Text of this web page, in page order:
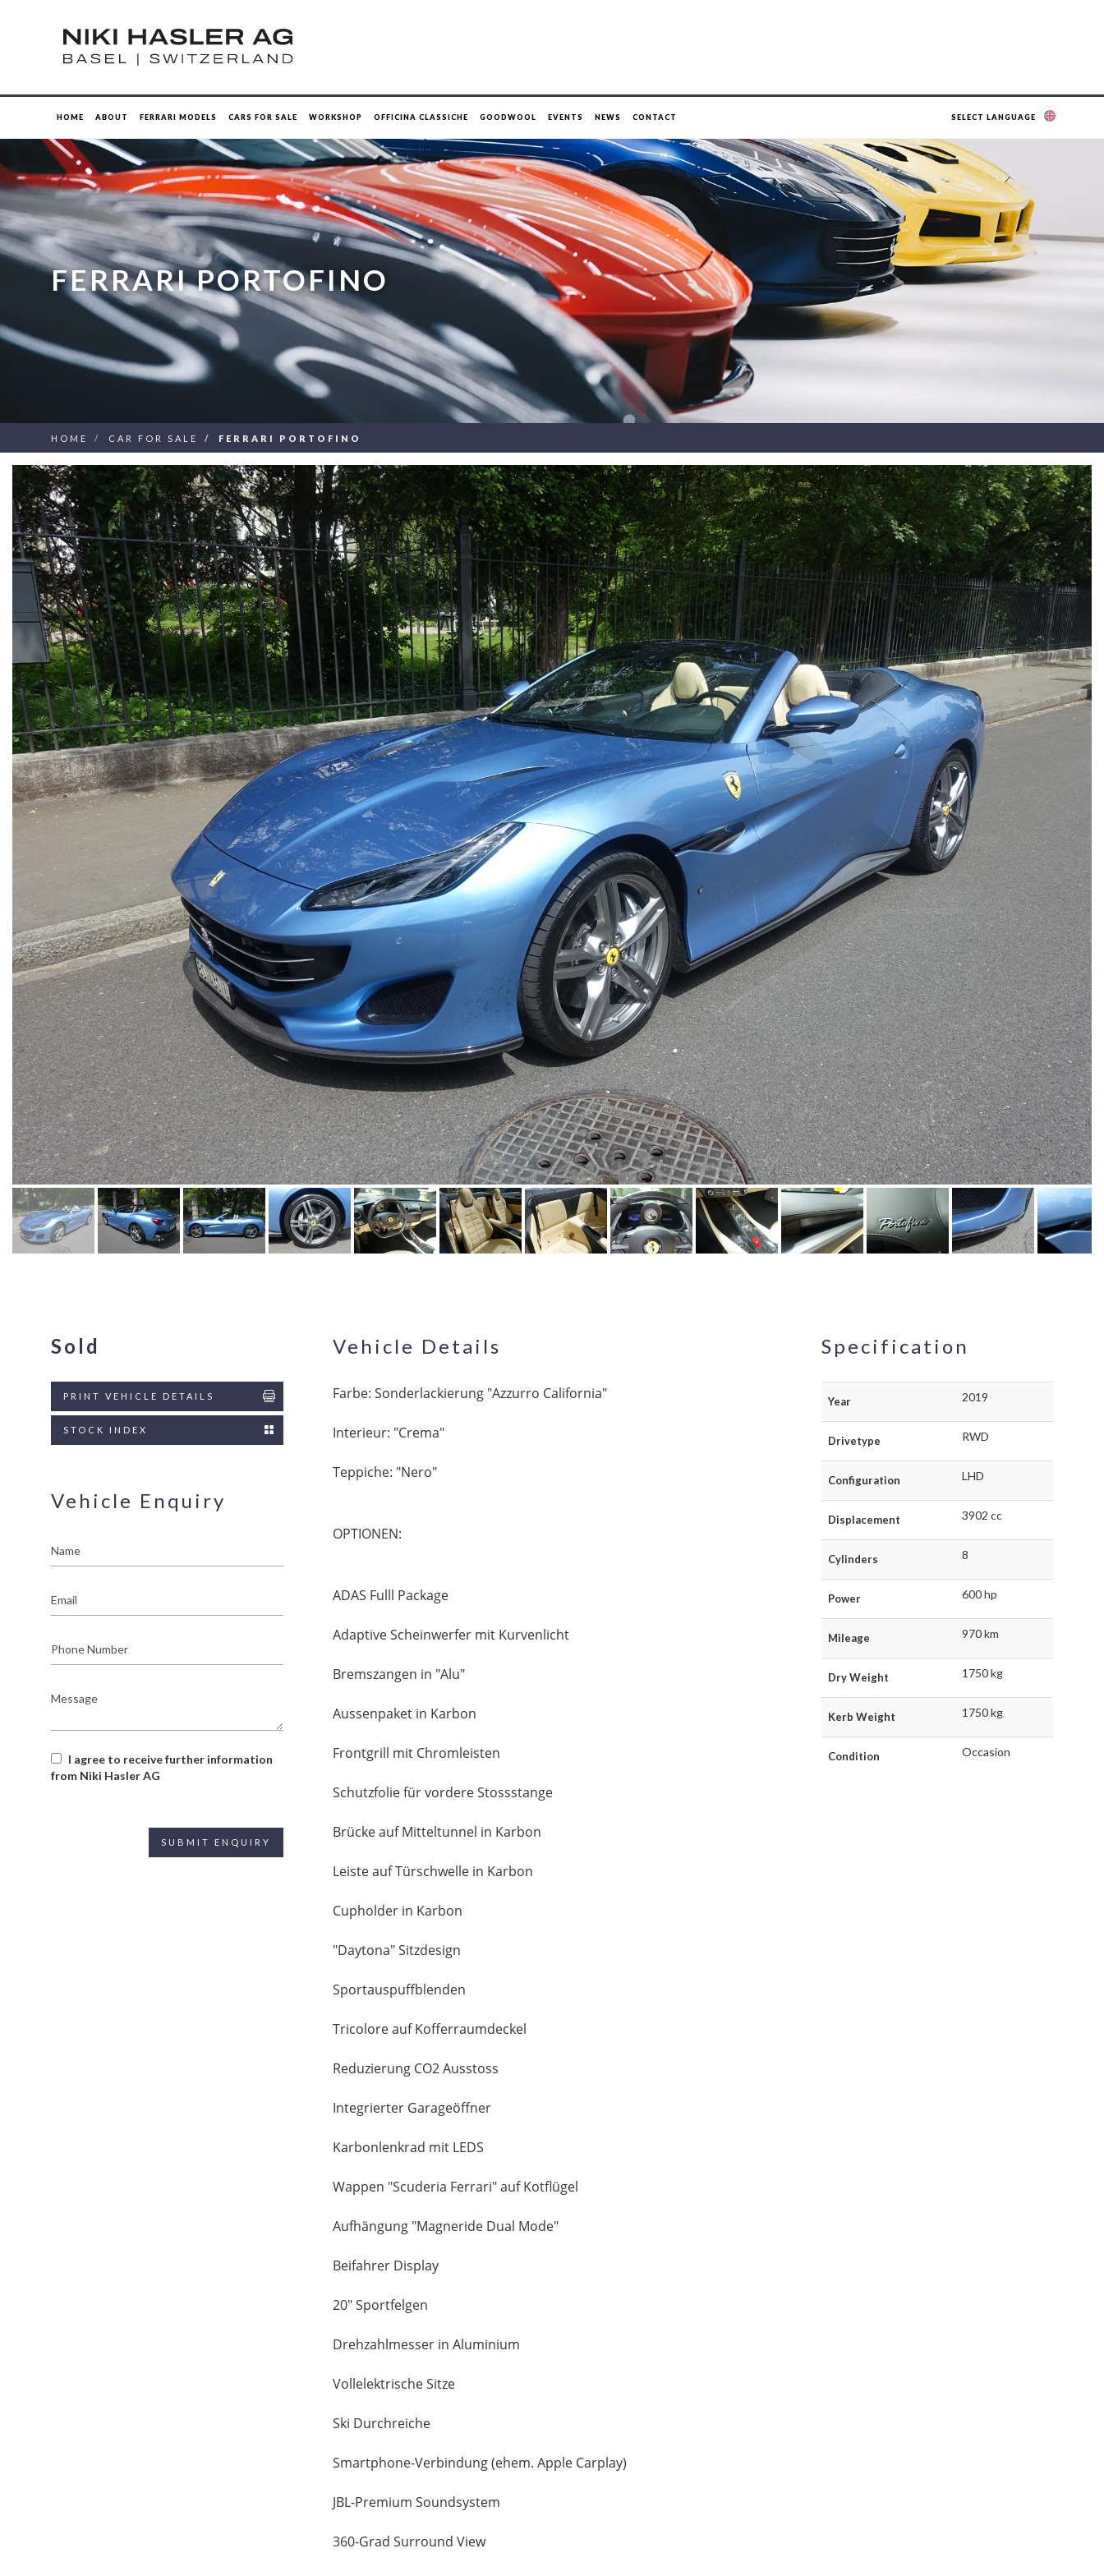
HOME ABOUT FERRARI MODELS CARS FOR SALE WORKSHOP OFFICINA CLASSICHE GOODWOOL EVENTS NEWS CONTACT SELECT LANGUAGE
FERRARI PORTOFINO
HOME CAR FOR SALE FERRARI PORTOFINO
Sold
PRINT VEHICLE DETAILS
STOCK INDEX
Vehicle Enquiry
Number
I agree to receive further information
from Niki Hasler AG
Vehicle Details
Farbe: Sonderlackierung "Azzurro California"
Interieur: "Crema"
Teppiche: "Nero"
OPTIONEN:
ADAS Fulll Package
Adaptive Scheinwerfer mit Kurvenlicht
Bremszangen in "Alu"
Aussenpaket in Karbon
Frontgrill mit Chromleisten
Schutzfolie für vordere Stossstange
Brücke auf Mitteltunnel in Karbon
Leiste auf Türschwelle in Karbon
Cupholder in Karbon
"Daytona" Sitzdesign
Sportauspuffblenden
Tricolore auf Kofferraumdeckel
Reduzierung CO2 Ausstoss
Integrierter Garageöffner
Karbonlenkrad mit LEDS
Wappen "Scuderia Ferrari" auf Kotflügel
Aufhängung "Magneride Dual Mode"
Beifahrer Display
20" Sportfelgen
Drehzahlmesser in Aluminium
Vollelektrische Sitze
Ski Durchreiche
Smartphone-Verbindung (ehem. Apple Carplay)
JBL-Premium Soundsystem
360-Grad Surround View
Specification
Year 2019
Drivetype RWD
Configuration LHD
Displacement 3902 cc
Cylinders 8
Power 600 hp
Mileage 970 km
Dry Weight 1750 kg
Kerb Weight 1750 kg
Condition Occasion